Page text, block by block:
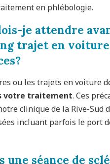
en phlébologie.
je attendre
trajet en
s?
ou les trajets en voiture
votre traitement. Ces
clinique de la Rive-
incluant parfois le port
une séance de